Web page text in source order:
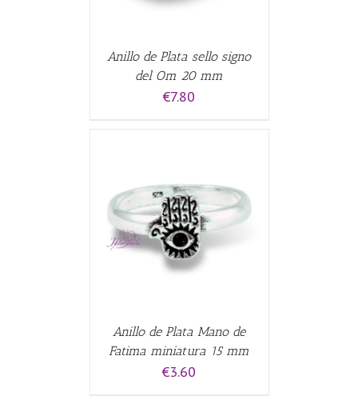
Anillo de Plata sello signo
del Om 20 mm
€7.80
Anillo de Plata Mano de
Fatima miniatura 15 mm
€3.60